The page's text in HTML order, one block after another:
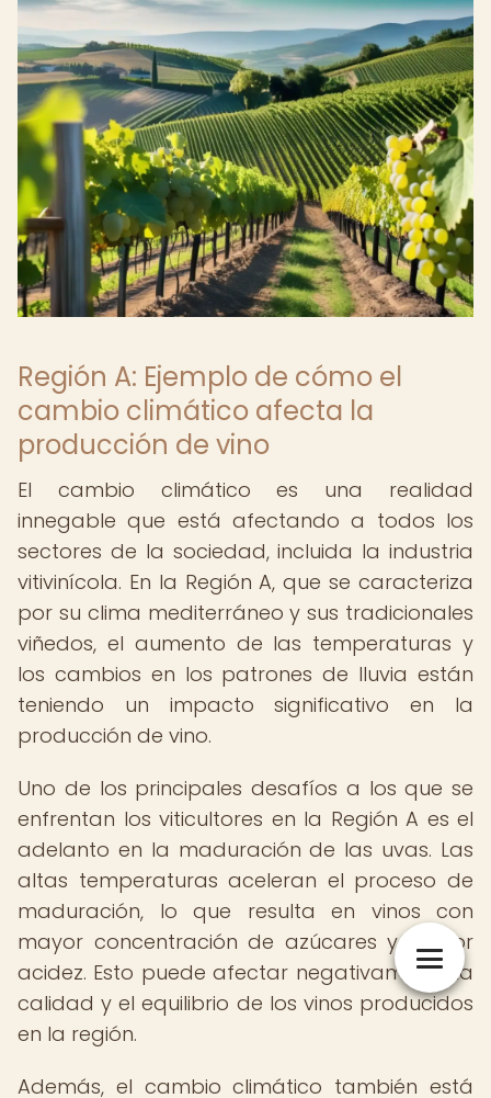
Región A: Ejemplo de cómo el
cambio climático afecta la
producción de vino
El cambio climático es una realidad
innegable que está afectando a todos los
sectores de la sociedad, incluida la industria
vitivinícola. En la Región A, que se caracteriza
por su clima mediterráneo y sus tradicionales
viñedos, el aumento de las temperaturas y
los cambios en los patrones de lluvia están
teniendo un impacto significativo en la
producción de vino.
Uno de los principales desafíos a los que se
enfrentan los viticultores en la Región A es el
adelanto en la maduración de las uvas. Las
altas temperaturas aceleran el proceso de
maduración, lo que resulta en vinos con
mayor concentración de azúcares y menor
acidez. Esto puede afectar negativamente la
calidad y el equilibrio de los vinos producidos
en la región.
Además, el cambio climático también está